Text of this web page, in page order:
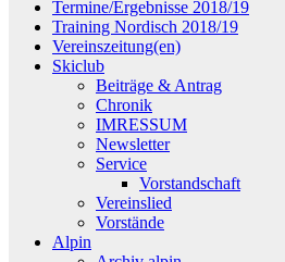
Termine/Ergebnisse 2018/19
Training Nordisch 2018/19
Vereinszeitung(en)
Skiclub
Beiträge & Antrag
Chronik
IMRESSUM
Newsletter
Service
Vorstandschaft
Vereinslied
Vorstände
Alpin